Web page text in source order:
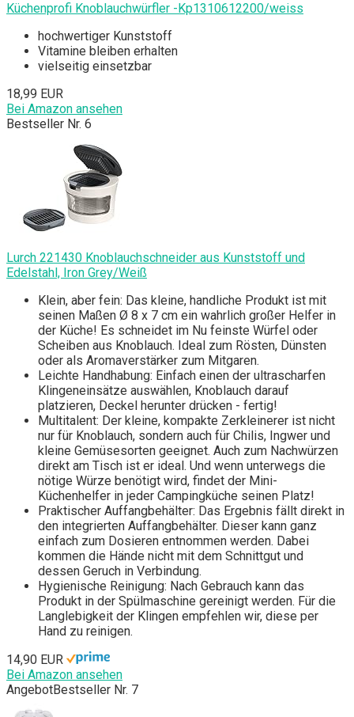
Küchenprofi Knoblauchwürfler -Kp1310612200/weiss
hochwertiger Kunststoff
Vitamine bleiben erhalten
vielseitig einsetzbar
18,99 EUR
Bei Amazon ansehen
Bestseller Nr. 6
Lurch 221430 Knoblauchschneider aus Kunststoff und
Edelstahl, Iron Grey/Weiß
Klein, aber fein: Das kleine, handliche Produkt ist mit
seinen Maßen Ø 8 x 7 cm ein wahrlich großer Helfer in
der Küche! Es schneidet im Nu feinste Würfel oder
Scheiben aus Knoblauch. Ideal zum Rösten, Dünsten
oder als Aromaverstärker zum Mitgaren.
Leichte Handhabung: Einfach einen der ultrascharfen
Klingeneinsätze auswählen, Knoblauch darauf
platzieren, Deckel herunter drücken - fertig!
Multitalent: Der kleine, kompakte Zerkleinerer ist nicht
nur für Knoblauch, sondern auch für Chilis, Ingwer und
kleine Gemüsesorten geeignet. Auch zum Nachwürzen
direkt am Tisch ist er ideal. Und wenn unterwegs die
nötige Würze benötigt wird, findet der Mini-
Küchenhelfer in jeder Campingküche seinen Platz!
Praktischer Auffangbehälter: Das Ergebnis fällt direkt in
den integrierten Auffangbehälter. Dieser kann ganz
einfach zum Dosieren entnommen werden. Dabei
kommen die Hände nicht mit dem Schnittgut und
dessen Geruch in Verbindung.
Hygienische Reinigung: Nach Gebrauch kann das
Produkt in der Spülmaschine gereinigt werden. Für die
Langlebigkeit der Klingen empfehlen wir, diese per
Hand zu reinigen.
14,90 EUR
Bei Amazon ansehen
AngebotBestseller Nr. 7